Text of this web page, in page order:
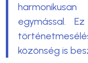
egymással.
közönség is